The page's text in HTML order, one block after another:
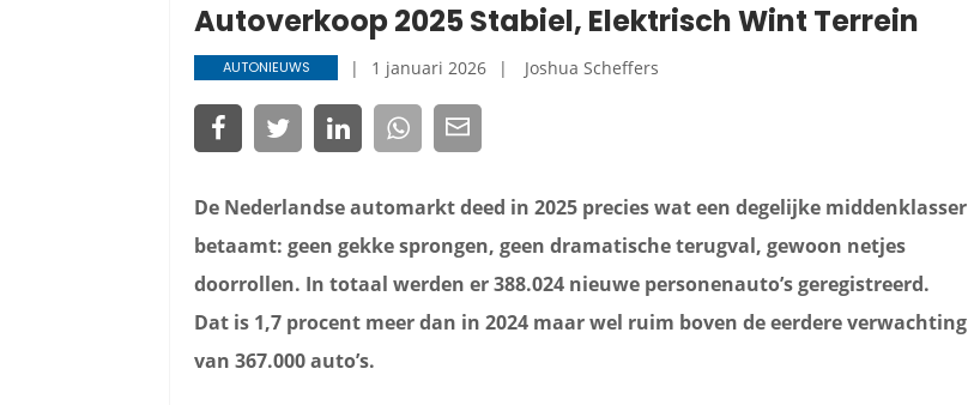
Autoverkoop 2025 Stabiel, Elektrisch Wint Terrein
AUTONIEUWS 1 januari 2026 Joshua Scheffers
De Nederlandse automarkt deed in 2025 precies wat een degelijke middenklasser
betaamt: geen gekke sprongen, geen dramatische terugval, gewoon netjes
doorrollen. In totaal werden er 388.024 nieuwe personenauto’s geregistreerd.
Dat is 1,7 procent meer dan in 2024 maar wel ruim boven de eerdere verwachting
van 367.000 auto’s.